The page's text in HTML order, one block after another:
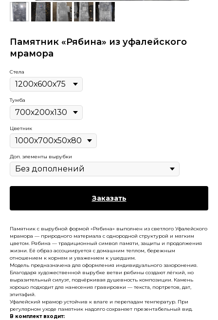
Памятник «Рябина» из уфалейского
мрамора
Стела
Тумба
Цветник
Доп. элементы вырубки
Заказать
Памятник с вырубной формой «Рябина» выполнен из светлого Уфалейского
мрамора — природного материала с однородной структурой и мягким
цветом. Рябина — традиционный символ памяти, защиты и продолжения
жизни. Её образ ассоциируется с домашним теплом, бережным
отношением к корням и уважением к ушедшим.
Модель предназначена для оформления индивидуального захоронения.
Благодаря художественной вырубке ветви рябины создают лёгкий, но
выразительный силуэт, подчёркивая душевность композиции. Камень
хорошо подходит для нанесения гравировки — текста, портретов, дат,
эпитафий.
Уфалейский мрамор устойчив к влаге и перепадам температур. При
регулярном уходе памятник надолго сохраняет презентабельный вид.
В комплект входит: